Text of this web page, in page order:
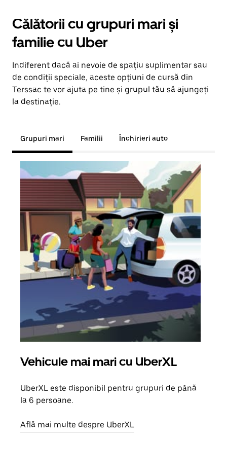
Călătorii cu grupuri mari și
familie cu Uber
Indiferent dacă ai nevoie de spațiu suplimentar sau
de condiții speciale, aceste opțiuni de cursă din
Terssac te vor ajuta pe tine și grupul tău să ajungeți
la destinație.
Grupuri mari Familii Închirieri auto
Vehicule mai mari cu UberXL
UberXL este disponibil pentru grupuri de până
la 6 persoane.
Află mai multe despre UberXL